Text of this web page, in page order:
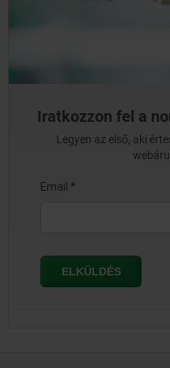
Iratkozzon fel a
Legyen az első, aki